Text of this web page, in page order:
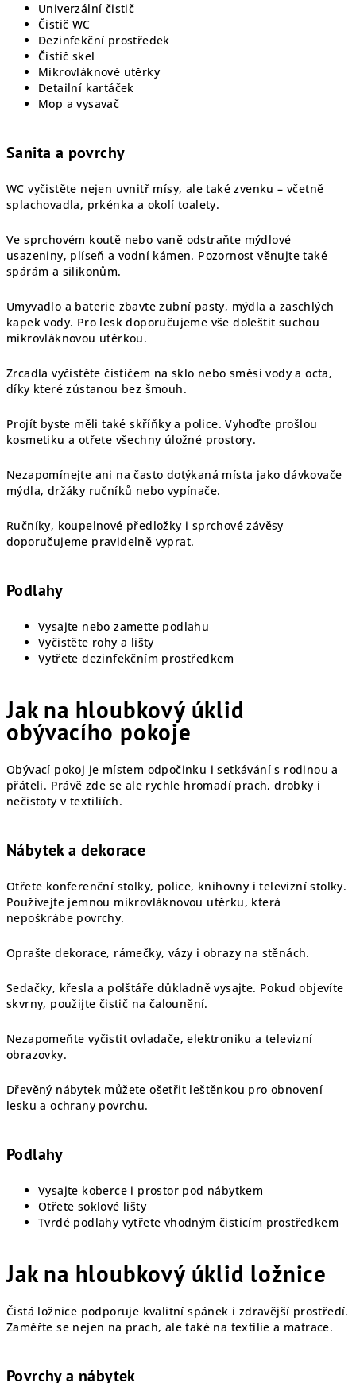
Univerzální čistič
Čistič WC
Dezinfekční prostředek
Čistič skel
Mikrovláknové utěrky
Detailní kartáček
Mop a vysavač
Sanita a povrchy
WC vyčistěte nejen uvnitř mísy, ale také zvenku – včetně
splachovadla, prkénka a okolí toalety.
Ve sprchovém koutě nebo vaně odstraňte mýdlové
usazeniny, plíseň a vodní kámen. Pozornost věnujte také
spárám a silikonům.
Umyvadlo a baterie zbavte zubní pasty, mýdla a zaschlých
kapek vody. Pro lesk doporučujeme vše doleštit suchou
mikrovláknovou utěrkou.
Zrcadla vyčistěte čističem na sklo nebo směsí vody a octa,
díky které zůstanou bez šmouh.
Projít byste měli také skříňky a police. Vyhoďte prošlou
kosmetiku a otřete všechny úložné prostory.
Nezapomínejte ani na často dotýkaná místa jako dávkovače
mýdla, držáky ručníků nebo vypínače.
Ručníky, koupelnové předložky i sprchové závěsy
doporučujeme pravidelně vyprat.
Podlahy
Vysajte nebo zameťte podlahu
Vyčistěte rohy a lišty
Vytřete dezinfekčním prostředkem
Jak na hloubkový úklid
obývacího pokoje
Obývací pokoj je místem odpočinku i setkávání s rodinou a
přáteli. Právě zde se ale rychle hromadí prach, drobky i
nečistoty v textiliích.
Nábytek a dekorace
Otřete konferenční stolky, police, knihovny i televizní stolky.
Používejte jemnou mikrovláknovou utěrku, která
nepoškrábe povrchy.
Oprašte dekorace, rámečky, vázy i obrazy na stěnách.
Sedačky, křesla a polštáře důkladně vysajte. Pokud objevíte
skvrny, použijte čistič na čalounění.
Nezapomeňte vyčistit ovladače, elektroniku a televizní
obrazovky.
Dřevěný nábytek můžete ošetřit leštěnkou pro obnovení
lesku a ochrany povrchu.
Podlahy
Vysajte koberce i prostor pod nábytkem
Otřete soklové lišty
Tvrdé podlahy vytřete vhodným čisticím prostředkem
Jak na hloubkový úklid ložnice
Čistá ložnice podporuje kvalitní spánek i zdravější prostředí.
Zaměřte se nejen na prach, ale také na textilie a matrace.
Povrchy a nábytek